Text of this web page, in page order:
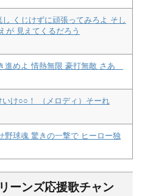
くじけずに頑張ってみろよ そし
が 見えてくるだろう
進めよ 情熱無限 豪打無敵 さあ
いけ○○！ （メロディ）そーれ
野球魂 驚きの一撃で ヒーロー独
ーンズ応援歌チャン